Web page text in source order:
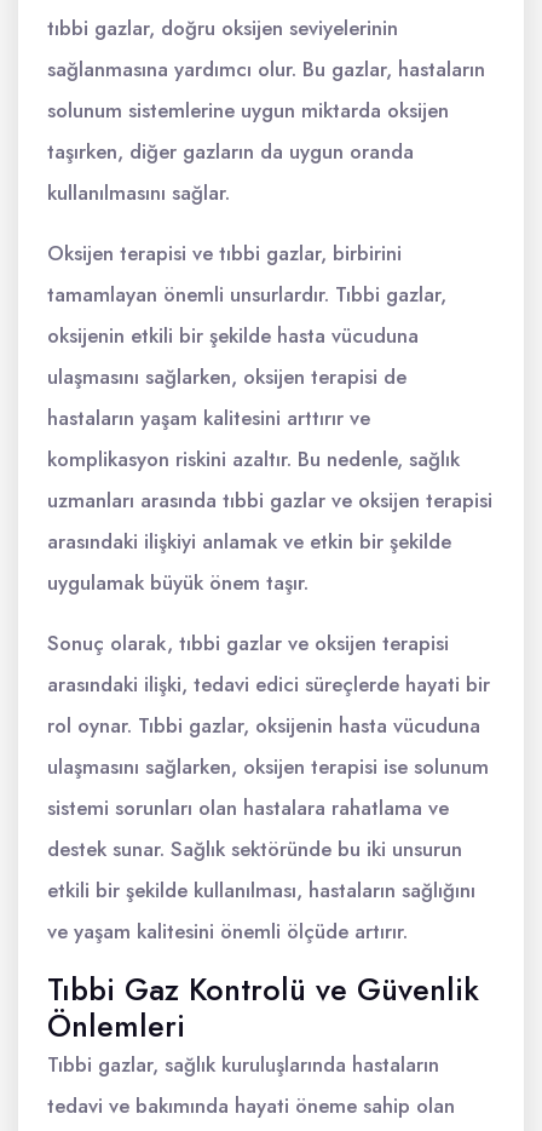
tıbbi gazlar, doğru oksijen seviyelerinin
sağlanmasına yardımcı olur. Bu gazlar, hastaların
solunum sistemlerine uygun miktarda oksijen
taşırken, diğer gazların da uygun oranda
kullanılmasını sağlar.
Oksijen terapisi ve tıbbi gazlar, birbirini
tamamlayan önemli unsurlardır. Tıbbi gazlar,
oksijenin etkili bir şekilde hasta vücuduna
ulaşmasını sağlarken, oksijen terapisi de
hastaların yaşam kalitesini arttırır ve
komplikasyon riskini azaltır. Bu nedenle, sağlık
uzmanları arasında tıbbi gazlar ve oksijen terapisi
arasındaki ilişkiyi anlamak ve etkin bir şekilde
uygulamak büyük önem taşır.
Sonuç olarak, tıbbi gazlar ve oksijen terapisi
arasındaki ilişki, tedavi edici süreçlerde hayati bir
rol oynar. Tıbbi gazlar, oksijenin hasta vücuduna
ulaşmasını sağlarken, oksijen terapisi ise solunum
sistemi sorunları olan hastalara rahatlama ve
destek sunar. Sağlık sektöründe bu iki unsurun
etkili bir şekilde kullanılması, hastaların sağlığını
ve yaşam kalitesini önemli ölçüde artırır.
Tıbbi Gaz Kontrolü ve Güvenlik
Önlemleri
Tıbbi gazlar, sağlık kuruluşlarında hastaların
tedavi ve bakımında hayati öneme sahip olan